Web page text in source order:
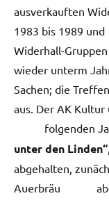
ausverkauften
1983 bis 1989
Widerhall-
wieder unterm
Sachen; die
aus. Der AK
folgenden
unter den Linden“
abgehalten,
Auerbräu